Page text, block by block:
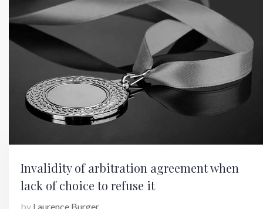
Invalidity of arbitration agreement when
lack of choice to refuse it
by Laurence Burger